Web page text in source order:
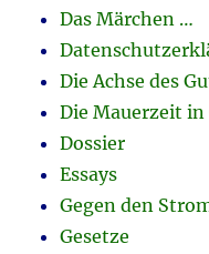
Das Märchen …
Die Achse des
Die Mauerzeit in
Dossier
Essays
Gegen den
Gesetze